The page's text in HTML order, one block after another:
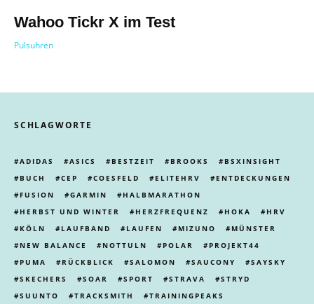
Wahoo Tickr X im Test
Pulsuhren
SCHLAGWORTE
ADIDAS ASICS BESTZEIT BROOKS
BSXINSIGHT
BUCH
CEP COESFELD ELITEHRV
ENTDECKUNGEN
FUSION
GARMIN
HALBMARATHON
HERBST UND WINTER
HERZFREQUENZ HOKA
HRV
KÖLN
LAUFBAND LAUFEN MIZUNO
MÜNSTER
NEW BALANCE
NOTTULN POLAR
PROJEKT44
PUMA
RÜCKBLICK SALOMON SAUCONY
SAYSKY
SKECHERS
SOAR SPORT STRAVA
STRYD
SUUNTO
TRACKSMITH
TRAININGPEAKS